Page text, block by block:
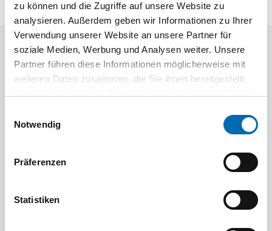
zu können und die Zugriffe auf unsere Website zu
analysieren. Außerdem geben wir Informationen zu Ihrer
Verwendung unserer Website an unsere Partner für
soziale Medien, Werbung und Analysen weiter. Unsere
Partner führen diese Informationen möglicherweise mit
weiteren Daten zusammen, die Sie ihnen bereitgestellt
Notwendig
Präferenzen
Statistiken
Aktuelle Angebote
SELFCLEAN Filtersack SC FIS-CT Bit-